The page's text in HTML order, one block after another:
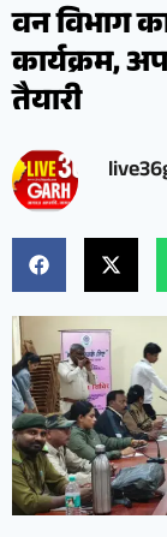
वन विभाग
कार्यक्रम,
तैयारी